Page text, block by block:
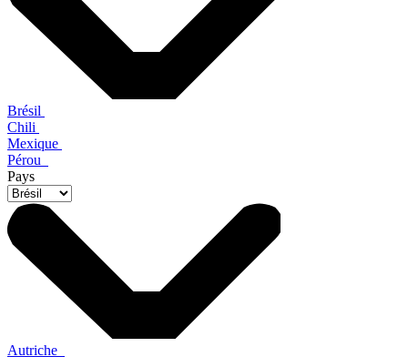
Brésil
Chili
Mexique
Pérou
Pays
Autriche